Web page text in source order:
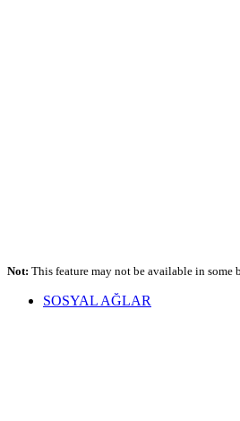
Not: This feature may not be available in some
SOSYAL AĞLAR